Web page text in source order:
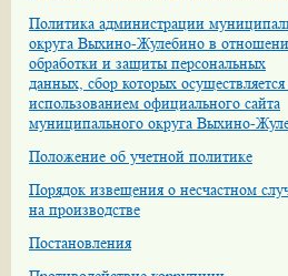
Политика администрации
округа Выхино-Жулебино в
обработки и защиты персональных
данных, сбор которых осуществляется
использованием официального сайта
муниципального округа Выхино-
Положение об учетной политике
Порядок извещения о несчастном
на производстве
Постановления